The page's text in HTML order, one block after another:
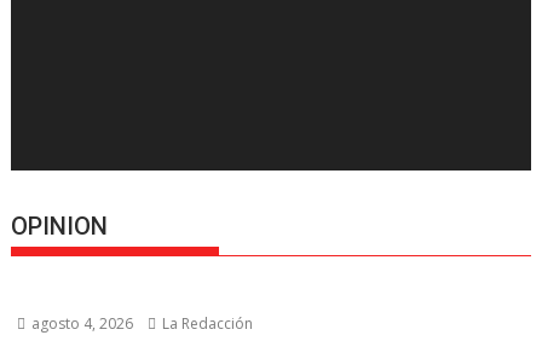
OPINION
agosto 4, 2026 La Redacción